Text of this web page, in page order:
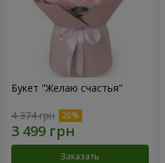
Букет "Желаю счастья"
4 374 грн
Заказать